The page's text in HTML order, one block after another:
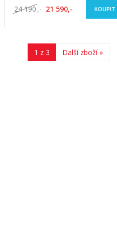
24 190 ,- 21 590,- KOUPIT
1 z 3 Další zboží »